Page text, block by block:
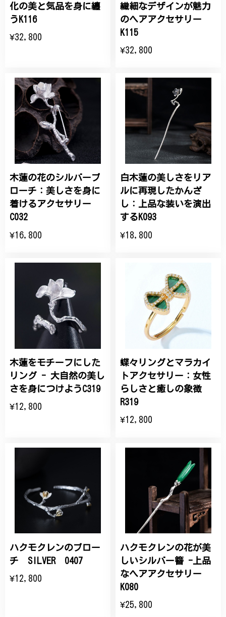
化の美と気品を身に纏
うK116
¥32,800
繊細なデザインが魅力
のヘアアクセサリー
K115
¥32,800
木蓮の花のシルバーブ
ローチ：美しさを身に
着けるアクセサリー
C032
¥16,800
白木蓮の美しさをリア
ルに再現したかんざ
し：上品な装いを演出
するK093
¥18,800
木蓮をモチーフにした
リング - 大自然の美し
さを身につけようC319
¥12,800
蝶々リングとマラカイ
トアクセサリー：女性
らしさと癒しの象徴
R319
¥12,800
ハクモクレンのブロー
チ SILVER 0407
¥12,800
ハクモクレンの花が美
しいシルバー簪 -上品
なヘアアクセサリー
K080
¥25,800